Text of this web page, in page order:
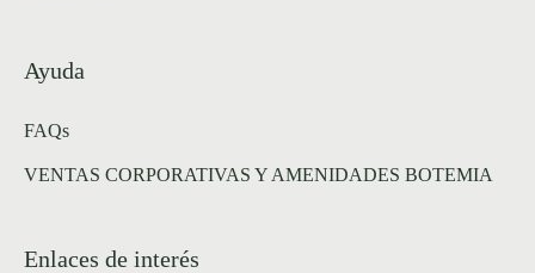
Ayuda
FAQs
VENTAS CORPORATIVAS Y AMENIDADES BOTEMIA
Enlaces de interés